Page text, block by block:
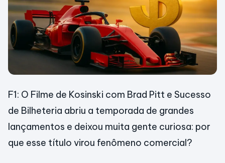
F1: O Filme de Kosinski com Brad Pitt e Sucesso
de Bilheteria abriu a temporada de grandes
lançamentos e deixou muita gente curiosa: por
que esse título virou fenômeno comercial?